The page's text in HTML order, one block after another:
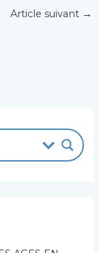
Article suivant →